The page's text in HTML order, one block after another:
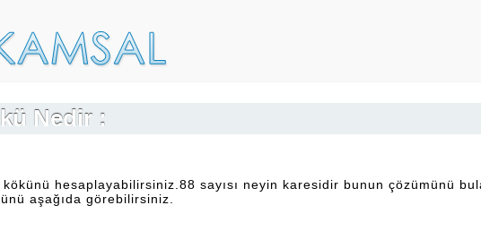
Nedir :
kökünü hesaplayabilirsiniz.88 sayısı neyin karesidir bunun çözümünü
aşağıda görebilirsiniz.